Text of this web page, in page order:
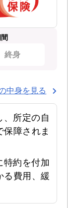
終身
中身を見る
所定の自
障されま
特約を付加
る費用、緩